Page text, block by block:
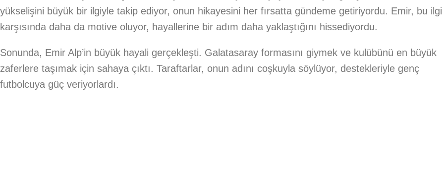
yükselişini büyük bir ilgiyle takip ediyor, onun hikayesini her fırsatta gündeme getiriyordu. Emir, bu ilgi
karşısında daha da motive oluyor, hayallerine bir adım daha yaklaştığını hissediyordu.
Sonunda, Emir Alp’in büyük hayali gerçekleşti. Galatasaray formasını giymek ve kulübünü en büyük
zaferlere taşımak için sahaya çıktı. Taraftarlar, onun adını coşkuyla söylüyor, destekleriyle genç
futbolcuya güç veriyorlardı.